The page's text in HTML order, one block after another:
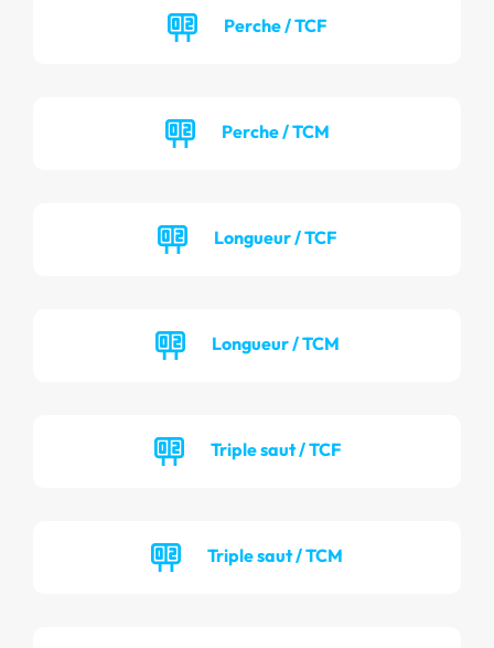
Perche / TCF
Perche / TCM
Longueur / TCF
Longueur / TCM
Triple saut / TCF
Triple saut / TCM